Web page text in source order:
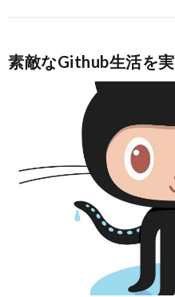
素敵なGithub生活を